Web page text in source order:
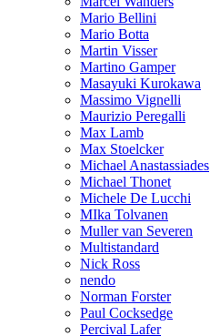
Mario Bellini
Mario Botta
Martin Visser
Martino Gamper
Masayuki Kurokawa
Massimo Vignelli
Maurizio Peregalli
Max Lamb
Max Stoelcker
Michael Anastassiades
Michael Thonet
Michele De Lucchi
MIka Tolvanen
Muller van Severen
Multistandard
Nick Ross
nendo
Norman Forster
Paul Cocksedge
Percival Lafer